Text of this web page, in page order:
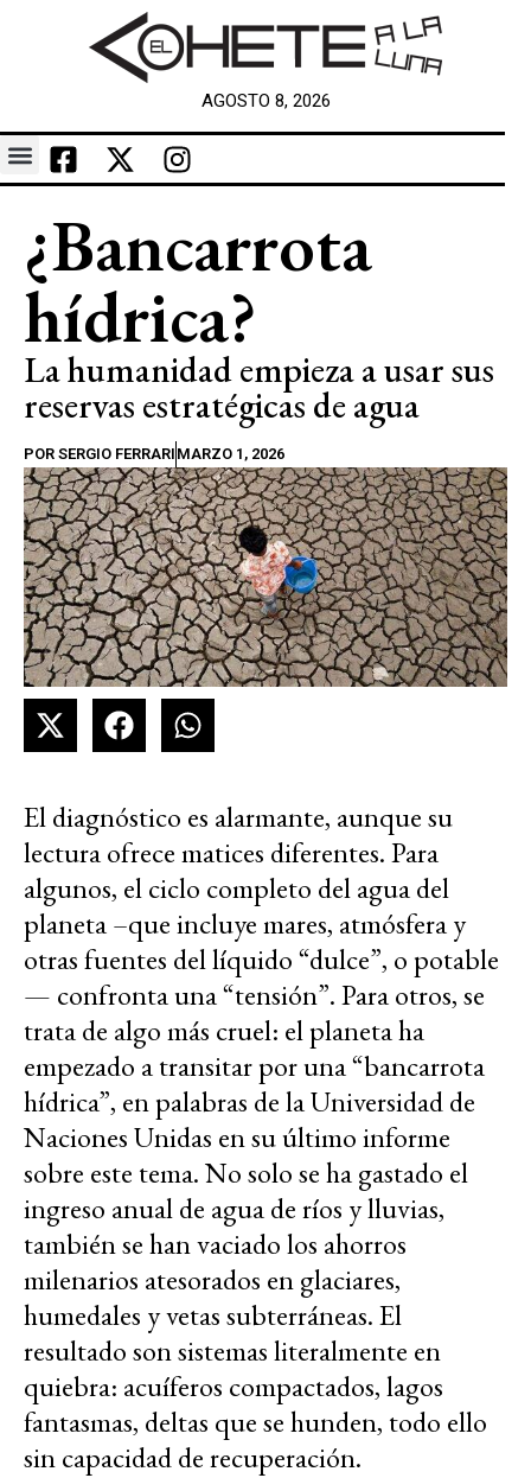
AGOSTO 8, 2026
¿Bancarrota
hídrica?
La humanidad empieza a usar sus
reservas estratégicas de agua
POR SERGIO FERRARI MARZO 1, 2026
El diagnóstico es alarmante, aunque su
lectura ofrece matices diferentes. Para
algunos, el ciclo completo del agua del
planeta –que incluye mares, atmósfera y
otras fuentes del líquido “dulce”, o potable
— confronta una “tensión”. Para otros, se
trata de algo más cruel: el planeta ha
empezado a transitar por una “bancarrota
hídrica”, en palabras de la Universidad de
Naciones Unidas en su último informe
sobre este tema. No solo se ha gastado el
ingreso anual de agua de ríos y lluvias,
también se han vaciado los ahorros
milenarios atesorados en glaciares,
humedales y vetas subterráneas. El
resultado son sistemas literalmente en
quiebra: acuíferos compactados, lagos
fantasmas, deltas que se hunden, todo ello
sin capacidad de recuperación.